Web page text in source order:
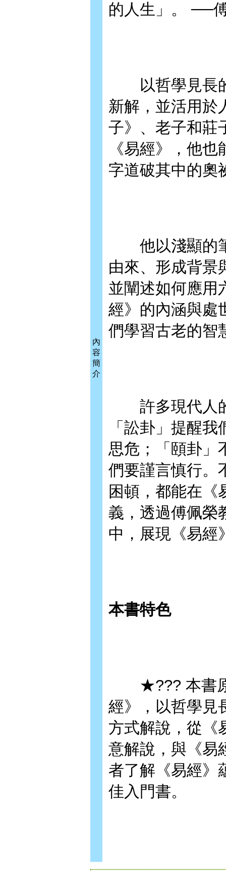
內
容
簡
介
的人生」。 ──
以哲學見長的
新解，並活用於
子》、老子和莊
《易經》，他
字道破其中的奧
他以淺顯的筆
由來、形成背景
並闡述如何應用
經》的內涵與處
們學習古老的智
許多現代人的
「訟卦」提醒
思危；「頤卦」
們要謹言慎行。
困頓，都能在《
義，透過傅佩榮
中，展現《易經
本書特色
★??? 本書原
經》，以哲學見
方式解說，從《
意解說，與《易
者了解《易經》
佳入門書。